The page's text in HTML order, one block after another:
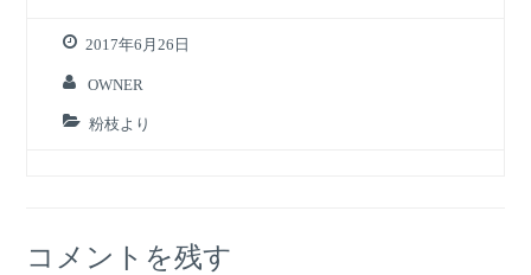
2017年6月26日
OWNER
粉枝より
コメントを残す